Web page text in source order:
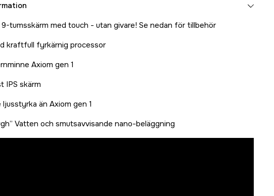
tumsskärm med touch - utan givare! Se nedan för tillbehör
kraftfull fyrkärnig processor
Axiom gen 1
IPS skärm
ljusstyrka än Axiom gen 1
Vatten och smutsavvisande nano-beläggning